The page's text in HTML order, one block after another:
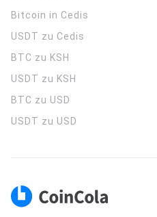
Bitcoin in Cedis
USDT zu Cedis
BTC zu KSH
USDT zu KSH
BTC zu USD
USDT zu USD